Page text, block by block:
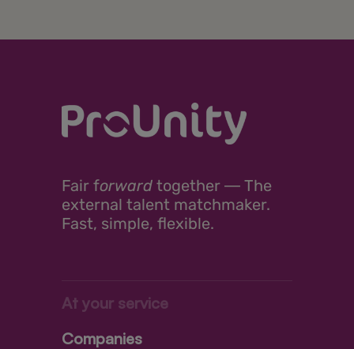
Fair forward together ― The
external talent matchmaker.
Fast, simple, flexible.
At your service
Companies